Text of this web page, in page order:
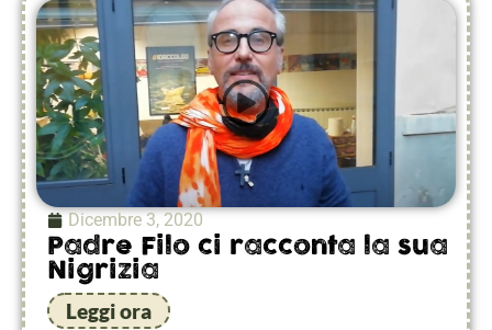
Dicembre 3, 2020
Padre Filo ci racconta la sua
Nigrizia
Leggi ora